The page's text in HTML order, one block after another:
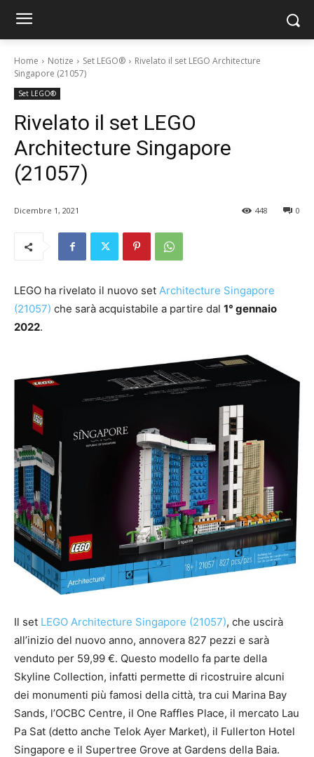
Home Notize Set LEGO®
Rivelato il set LEGO Architecture
Singapore (21057)
Set LEGO®
Rivelato il set LEGO
Architecture Singapore
(21057)
Dicembre 1, 2021 0
448
LEGO ha rivelato il nuovo set Architecture Singapore
(21057) che sarà acquistabile a partire dal 1° gennaio
2022.
Il set LEGO Architecture Singapore (21057), che uscirà
all’inizio del nuovo anno, annovera 827 pezzi e sarà
venduto per 59,99 €. Questo modello fa parte della
Skyline Collection, infatti permette di ricostruire alcuni
dei monumenti più famosi della città, tra cui Marina Bay
Sands, l’OCBC Centre, il One Raffles Place, il mercato Lau
Pa Sat (detto anche Telok Ayer Market), il Fullerton Hotel
Singapore e il Supertree Grove at Gardens della Baia.